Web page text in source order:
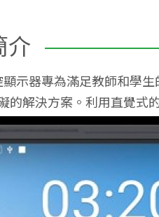
介
示器專為滿足教師和學
的解決方案。利用直覺式